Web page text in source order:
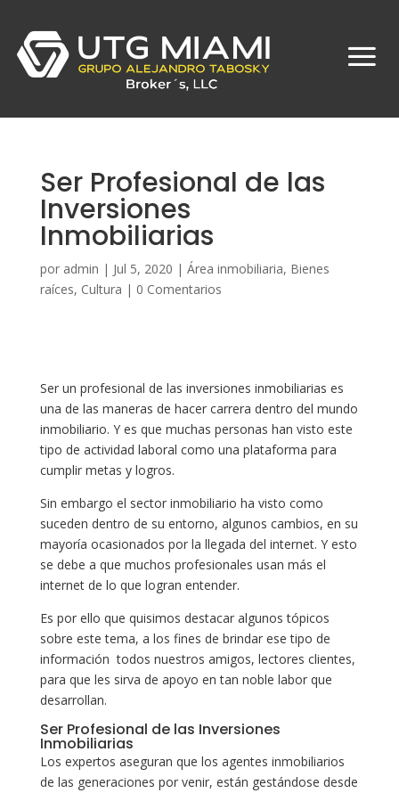
Ser Profesional de las
Inversiones
Inmobiliarias
por admin | Jul 5, 2020 | Área inmobiliaria, Bienes
raíces, Cultura | 0 Comentarios
Ser un profesional de las inversiones inmobiliarias es
una de las maneras de hacer carrera dentro del mundo
inmobiliario. Y es que muchas personas han visto este
tipo de actividad laboral como una plataforma para
cumplir metas y logros.
Sin embargo el sector inmobiliario ha visto como
suceden dentro de su entorno, algunos cambios, en su
mayoría ocasionados por la llegada del internet. Y esto
se debe a que muchos profesionales usan más el
internet de lo que logran entender.
Es por ello que quisimos destacar algunos tópicos
sobre este tema, a los fines de brindar ese tipo de
información todos nuestros amigos, lectores clientes,
para que les sirva de apoyo en tan noble labor que
desarrollan.
Ser Profesional de las Inversiones
Inmobiliarias
Los expertos aseguran que los agentes inmobiliarios
de las generaciones por venir, están gestándose desde